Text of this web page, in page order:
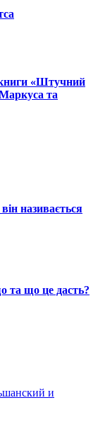
«Штучний
та
називається
та що це даcть?